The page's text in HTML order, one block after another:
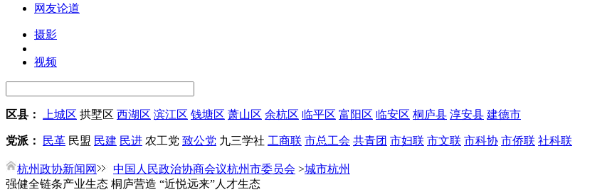
网友论道
摄影
视频
区县： 上城区 拱墅区 西湖区 滨江区 钱塘区 萧山区 余杭区 临平区 富阳区 临安区 桐庐县 淳安县 建德市
党派： 民革 民盟 民建 民进 农工党 致公党 九三学社 工商联 市总工会 共青团 市妇联 市文联 市科协 市侨联 社科联
杭州政协新闻网 中国人民政治协商会议杭州市委员会 >城市杭州
强健全链条产业生态 桐庐营造 “近悦远来”人才生态